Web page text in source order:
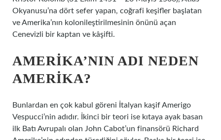
Okyanusu’na dört sefer yapan, coğrafi keşifler başlatan
ve Amerika’nın kolonileştirilmesinin önünü açan
Cenevizli bir kaptan ve kâşifti.
AMERIKA’NIN ADI NEDEN
AMERIKA?
Bunlardan en çok kabul göreni İtalyan kaşif Amerigo
Vespucci’nin adıdır. İkinci bir teori ise kıtaya ayak basan
ilk Batı Avrupalı ​​olan John Cabot’un finansörü Richard